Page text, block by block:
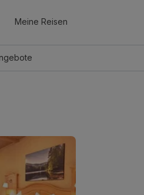
Meine Reisen